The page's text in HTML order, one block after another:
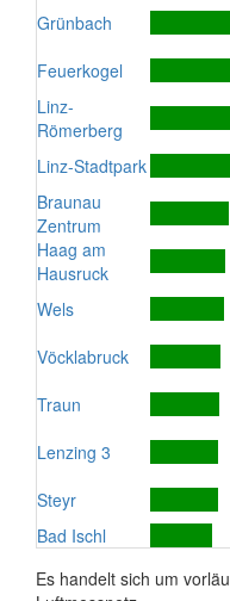
Grünbach
Feuerkogel
Linz-
Römerberg
Linz-Stadtpark
Braunau
Zentrum
Haag am
Hausruck
Wels
Vöcklabruck
Traun
Lenzing 3
Steyr
Bad Ischl
Es handelt sich um